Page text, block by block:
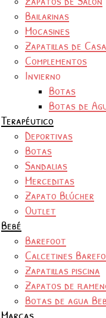
Bailarinas
Mocasines
Zapatillas de Casa
Complementos
Invierno
Botas
Botas de
Terapéutico
Deportivas
Botas
Sandalias
Merceditas
Zapato Blúcher
Outlet
Bebé
Barefoot
Calcetines
Zapatillas piscina
Zapatos de
Botas de agua
Marcas